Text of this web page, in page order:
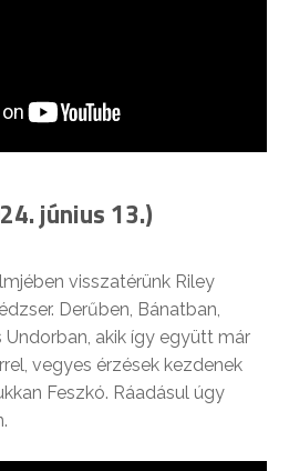
június 13.)
visszatérünk Riley
Derűben, Bánatban,
Undorban, akik így együtt már
vegyes érzések kezdenek
Feszkó. Ráadásul úgy